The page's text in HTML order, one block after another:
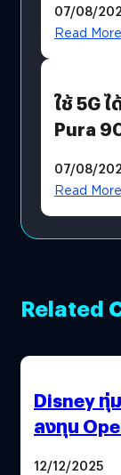
บริโภคแ
07/08/
Read More
ใช้ 5G
Pura
07/08/
Read More
Related
Disney ทุ่
ลงทุน
12/12/2025